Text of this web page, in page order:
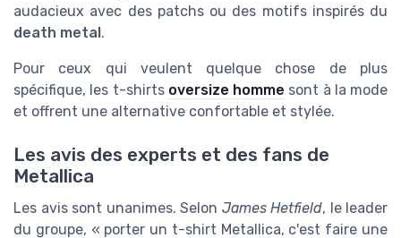
audacieux avec des patchs ou des motifs inspirés du
death metal.
Pour ceux qui veulent quelque chose de plus
spécifique, les t-shirts oversize homme sont à la mode
et offrent une alternative confortable et stylée.
Les avis des experts et des fans de
Metallica
Les avis sont unanimes. Selon James Hetfield, le leader
du groupe, « porter un t-shirt Metallica, c'est faire une